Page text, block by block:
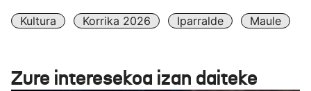
Kultura Korrika 2026 Iparralde Maule
Zure interesekoa izan daiteke